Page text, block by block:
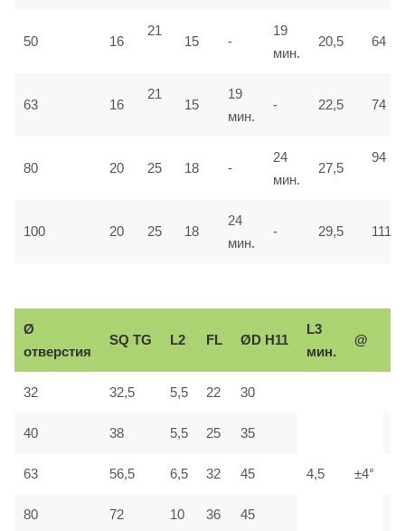
50 16
21
15 -
19
мин.
20,5 64
63 16
21
15
19
мин.
- 22,5 74
80 20 25 18 -
24
мин.
27,5
94
100 20 25 18
24
мин.
- 29,5 111
Ø
отверстия
SQ TG L2 FL ØD H11
L3
мин.
@
32 32,5 5,5 22 30
4,5 ±4°
40 38 5,5 25 35
63 56,5 6,5 32 45
80 72 10 36 45